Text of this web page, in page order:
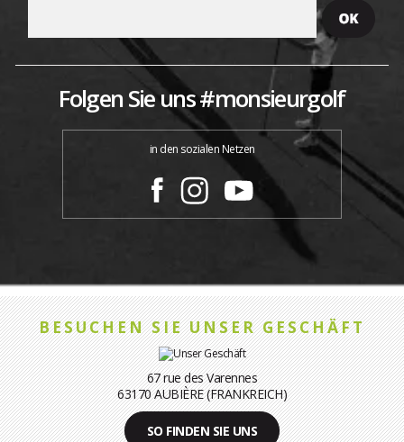
Folgen Sie uns #monsieurgolf
in den sozialen Netzen
BESUCHEN SIE UNSER GESCHÄFT
67 rue des Varennes
63170 AUBIÈRE (FRANKREICH)
SO FINDEN SIE UNS